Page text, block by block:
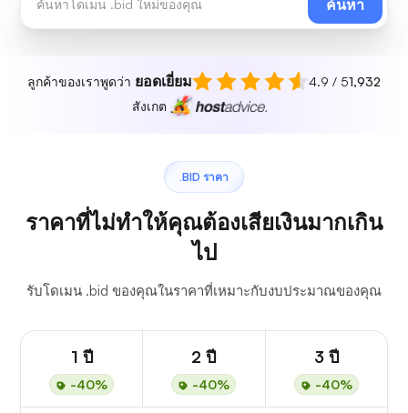
ค้นหา
ลูกค้าของเราพูดว่า ยอดเยี่ยม 4.9 / 51,932
สังเกต
.BID ราคา
ราคาที่ไม่ทำให้คุณต้องเสียเงินมากเกิน
ไป
รับโดเมน .bid ของคุณในราคาที่เหมาะกับงบประมาณของคุณ
1 ปี
-40%
2 ปี
-40%
3 ปี
-40%